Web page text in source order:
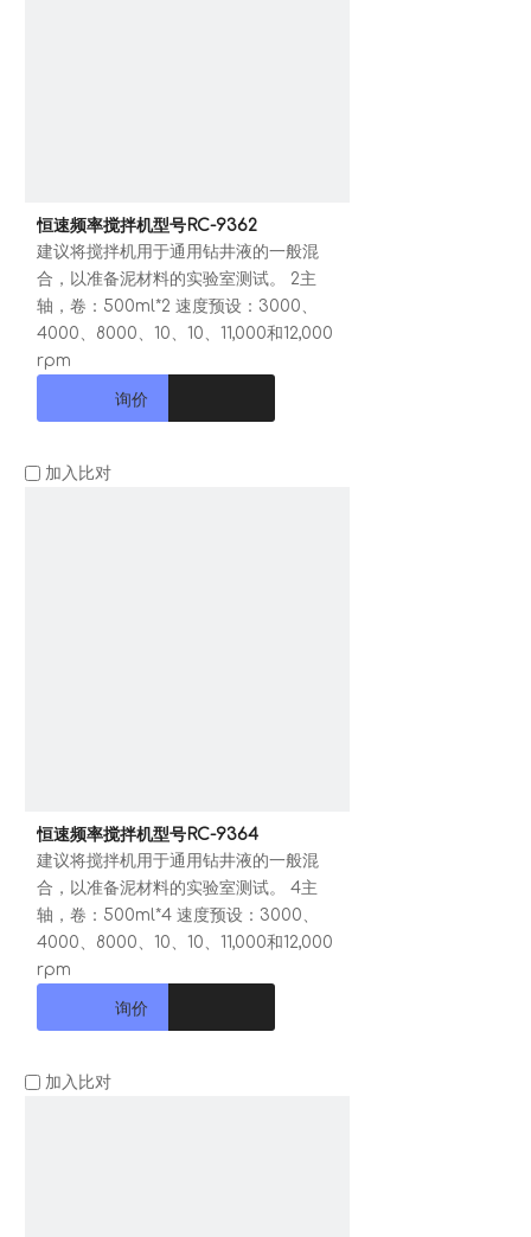
恒速频率搅拌机型号RC-9362
建议将搅拌机用于通用钻井液的一般混
合，以准备泥材料的实验室测试。 2主
轴，卷：500ml*2 速度预设：3000、
4000、8000、10、10、11,000和12,000
rpm
询价
加入比对
恒速频率搅拌机型号RC-9364
建议将搅拌机用于通用钻井液的一般混
合，以准备泥材料的实验室测试。 4主
轴，卷：500ml*4 速度预设：3000、
4000、8000、10、10、11,000和12,000
rpm
询价
加入比对